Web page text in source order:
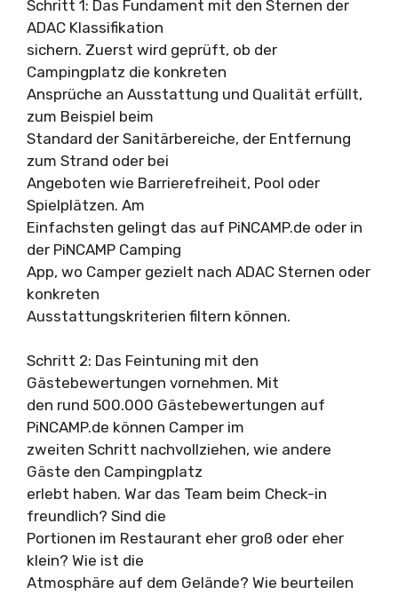
Schritt 1: Das Fundament mit den Sternen der
ADAC Klassifikation
sichern. Zuerst wird geprüft, ob der
Campingplatz die konkreten
Ansprüche an Ausstattung und Qualität erfüllt,
zum Beispiel beim
Standard der Sanitärbereiche, der Entfernung
zum Strand oder bei
Angeboten wie Barrierefreiheit, Pool oder
Spielplätzen. Am
Einfachsten gelingt das auf PiNCAMP.de oder in
der PiNCAMP Camping
App, wo Camper gezielt nach ADAC Sternen oder
konkreten
Ausstattungskriterien filtern können.
Schritt 2: Das Feintuning mit den
Gästebewertungen vornehmen. Mit
den rund 500.000 Gästebewertungen auf
PiNCAMP.de können Camper im
zweiten Schritt nachvollziehen, wie andere
Gäste den Campingplatz
erlebt haben. War das Team beim Check-in
freundlich? Sind die
Portionen im Restaurant eher groß oder eher
klein? Wie ist die
Atmosphäre auf dem Gelände? Wie beurteilen